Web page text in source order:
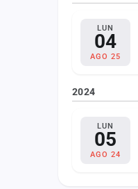
LUN
04
AGO 25
2024
LUN
05
AGO 24